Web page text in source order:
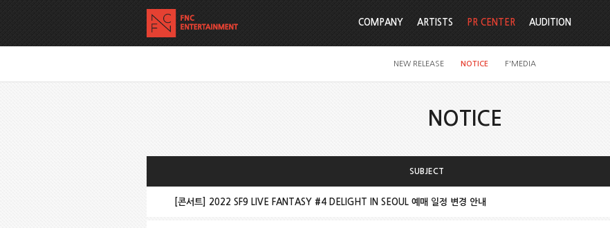
COMPANY ARTISTS PR CENTER
NEW RELEASE NOTICE F'MEDIA
AUDITION
NOTICE
SUBJECT
[콘서트] 2022 SF9 LIVE FANTASY #4 DELIGHT IN SEOUL 예매 일정 변경 안내